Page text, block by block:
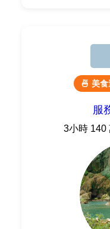
🍜 美食
服
3小時 140